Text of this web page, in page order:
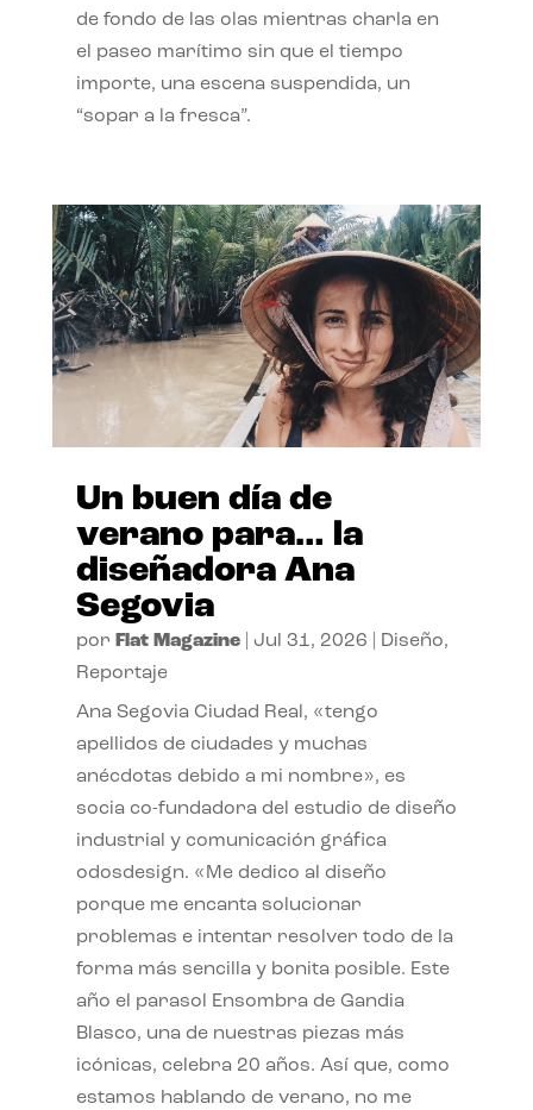
de fondo de las olas mientras charla en
el paseo marítimo sin que el tiempo
importe, una escena suspendida, un
“sopar a la fresca”.
Un buen día de
verano para… la
diseñadora Ana
Segovia
por Flat Magazine| Jul 31, 2026 Diseño,
Reportaje
Ana Segovia Ciudad Real, «tengo
apellidos de ciudades y muchas
anécdotas debido a mi nombre», es
socia co-fundadora del estudio de diseño
industrial y comunicación gráfica
odosdesign. «Me dedico al diseño
porque me encanta solucionar
problemas e intentar resolver todo de la
forma más sencilla y bonita posible. Este
año el parasol Ensombra de Gandia
Blasco, una de nuestras piezas más
icónicas, celebra 20 años. Así que, como
estamos hablando de verano, no me